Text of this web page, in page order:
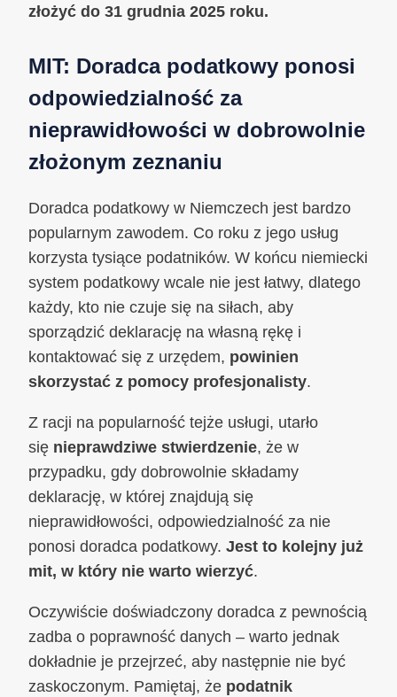
złożyć do 31 grudnia 2025 roku.
MIT: Doradca podatkowy ponosi
odpowiedzialność za
nieprawidłowości w dobrowolnie
złożonym zeznaniu
Doradca podatkowy w Niemczech jest bardzo
popularnym zawodem. Co roku z jego usług
korzysta tysiące podatników. W końcu niemiecki
system podatkowy wcale nie jest łatwy, dlatego
każdy, kto nie czuje się na siłach, aby
sporządzić deklarację na własną rękę i
kontaktować się z urzędem, powinien
skorzystać z pomocy profesjonalisty.
Z racji na popularność tejże usługi, utarło
się nieprawdziwe stwierdzenie, że w
przypadku, gdy dobrowolnie składamy
deklarację, w której znajdują się
nieprawidłowości, odpowiedzialność za nie
ponosi doradca podatkowy. Jest to kolejny już
mit, w który nie warto wierzyć.
Oczywiście doświadczony doradca z pewnością
zadba o poprawność danych – warto jednak
dokładnie je przejrzeć, aby następnie nie być
zaskoczonym. Pamiętaj, że podatnik